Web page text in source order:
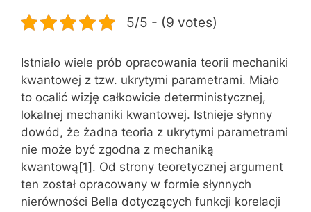
5/5 - (9 votes)
Istniało wiele prób opracowania teorii mechaniki
kwantowej z tzw. ukrytymi parametrami. Miało
to ocalić wizję całkowicie deterministycznej,
lokalnej mechaniki kwantowej. Istnieje słynny
dowód, że żadna teoria z ukrytymi parametrami
nie może być zgodna z mechaniką
kwantową[1]. Od strony teoretycznej argument
ten został opracowany w formie słynnych
nierówności Bella dotyczących funkcji korelacji